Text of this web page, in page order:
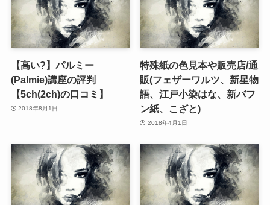
【高い?】パルミー
(Palmie)講座の評判
【5ch(2ch)の口コミ】
2018年8月1日
特殊紙の色見本や販売店/通
販(フェザーワルツ、新星物
語、江戸小染はな、新バフ
ン紙、こざと)
2018年4月1日